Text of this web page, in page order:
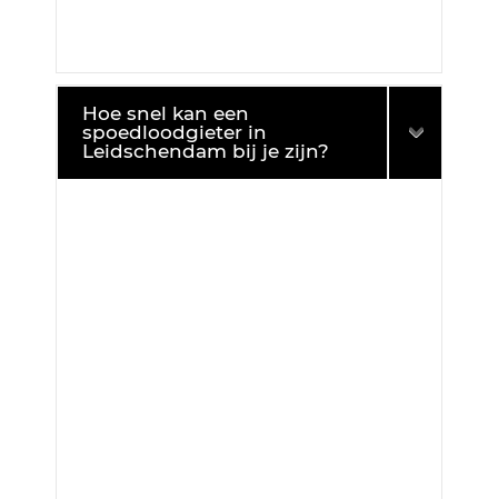
Hoe snel kan een
spoedloodgieter in
Leidschendam bij je zijn?